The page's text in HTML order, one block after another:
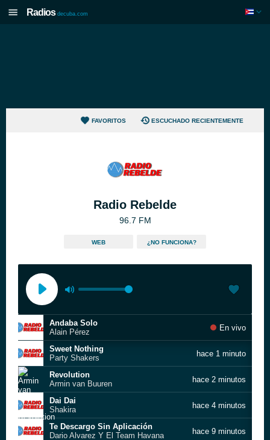
Radios decuba.com
FAVORITOS ESCUCHADO RECIENTEMENTE
Radio Rebelde
96.7 FM
WEB ¿NO FUNCIONA?
Andaba Solo
Alain Pérez
En vivo
Sweet Nothing
Party Shakers
hace 1 minuto
Revolution
Armin van Buuren
hace 2 minutos
Dai Dai
Shakira
hace 4 minutos
Te Descargo Sin Aplicación
Dario Alvarez Y El Team Havana
hace 9 minutos